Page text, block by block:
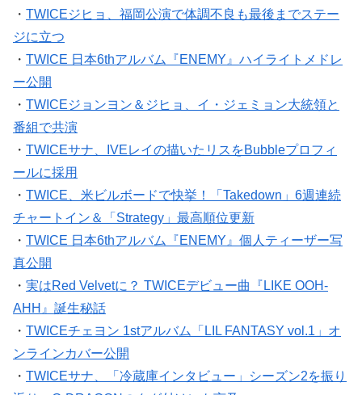
・ TWICEジヒョ、福岡公演で体調不良も最後までステー
ジに立つ
・ TWICE 日本6thアルバム『ENEMY』ハイライトメドレ
ー公開
・ TWICEジョンヨン＆ジヒョ、イ・ジェミョン大統領と
番組で共演
・ TWICEサナ、IVEレイの描いたリスをBubbleプロフィ
ールに採用
・ TWICE、米ビルボードで快挙！「Takedown」6週連続
チャートイン＆「Strategy」最高順位更新
・ TWICE 日本6thアルバム『ENEMY』個人ティーザー写
真公開
・ 実はRed Velvetに？ TWICEデビュー曲『LIKE OOH-
AHH』誕生秘話
・ TWICEチェヨン 1stアルバム「LIL FANTASY vol.1」オ
ンラインカバー公開
・ TWICEサナ、「冷蔵庫インタビュー」シーズン2を振り